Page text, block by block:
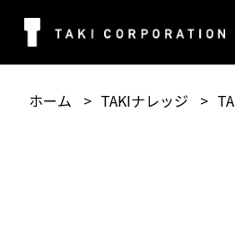
ホーム TAKIナレッジ